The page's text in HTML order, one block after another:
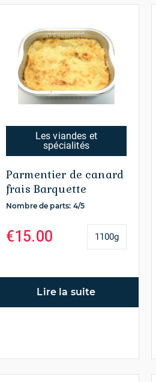
Les viandes et
spécialités
Parmentier de canard
frais Barquette
Nombre de parts: 4/5
€15.00 1100g
Lire la suite